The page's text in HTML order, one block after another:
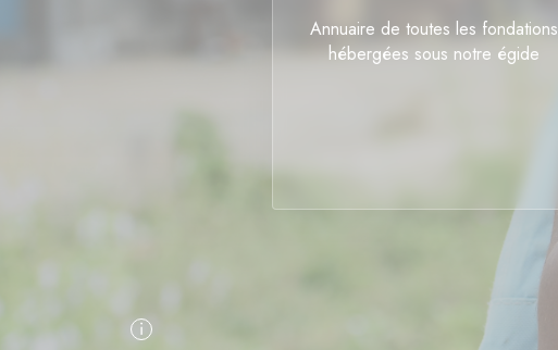
Annuaire de toutes les fondations
hébergées sous notre égide